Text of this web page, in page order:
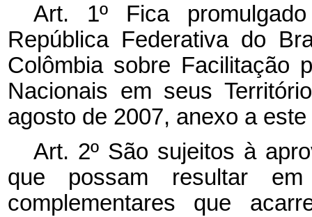
Art. 1º Fica
República Federativa do
Colômbia sobre Facilitação
Nacionais em seus
agosto de 2007, anexo a
Art. 2º São sujeitos à
que possam resultar
complementares que